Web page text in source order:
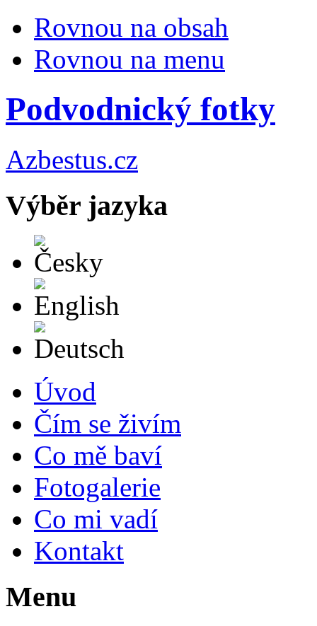
Rovnou na obsah
Rovnou na menu
Podvodnický fotky
Azbestus.cz
Výběr jazyka
Úvod
Čím se živím
Co mě baví
Fotogalerie
Co mi vadí
Kontakt
Menu